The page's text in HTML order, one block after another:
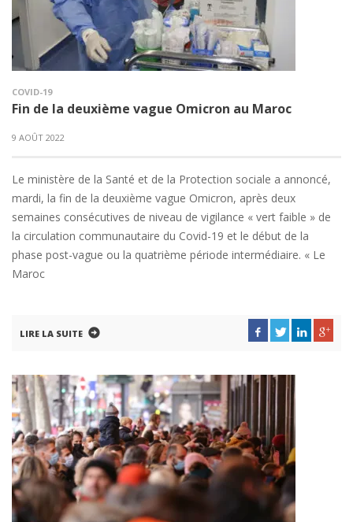
COVID-19
Fin de la deuxième vague Omicron au Maroc
9 AOÛT 2022
Le ministère de la Santé et de la Protection sociale a annoncé,
mardi, la fin de la deuxième vague Omicron, après deux
semaines consécutives de niveau de vigilance « vert faible » de
la circulation communautaire du Covid-19 et le début de la
phase post-vague ou la quatrième période intermédiaire. « Le
Maroc
LIRE LA SUITE